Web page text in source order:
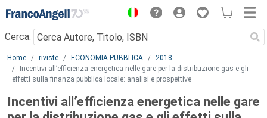
Menu
Cerca:
Main content
Home riviste ECONOMIA PUBBLICA
2018
Incentivi all’efficienza energetica nelle gare per la distribuzione gas e gli
effetti sulla finanza pubblica locale: analisi e prospettive
Incentivi all’efficienza energetica nelle gare